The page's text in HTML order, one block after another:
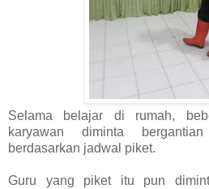
Selama belajar di rumah,
karyawan diminta
berdasarkan jadwal piket.
Guru yang piket itu pun